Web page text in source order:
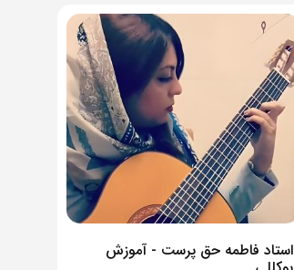
استاد فاطمه حق پرست - آموزش